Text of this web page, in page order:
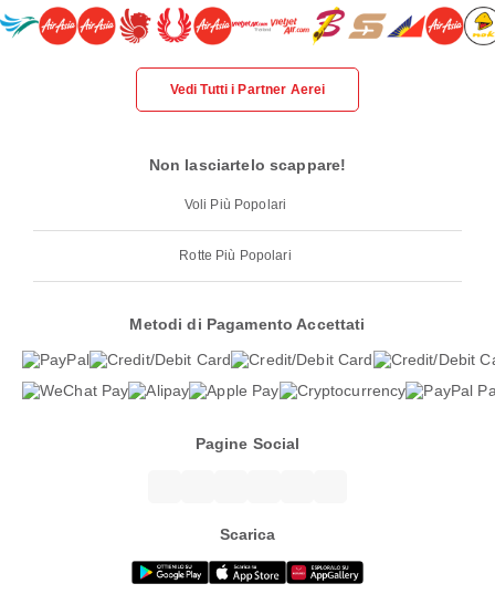
Vedi Tutti i Partner Aerei
Non lasciartelo scappare!
Voli Più Popolari
Rotte Più Popolari
Metodi di Pagamento Accettati
Pagine Social
Scarica